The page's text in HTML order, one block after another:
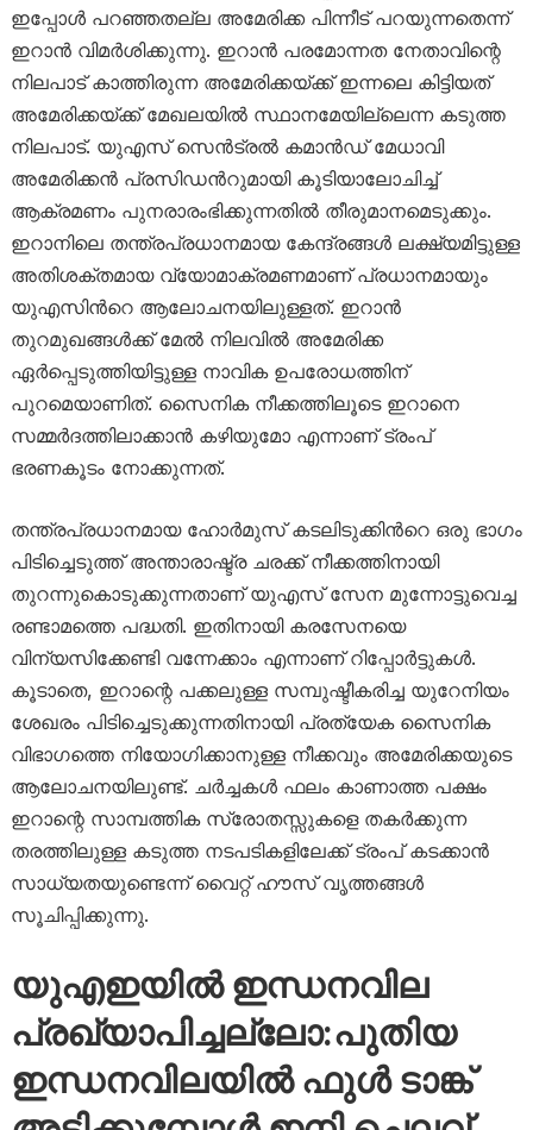
ഇപ്പോൾ പറഞ്ഞതല്ല അമേരിക്ക പിന്നീട് പറയുന്നതെന്ന്
ഇറാൻ വിമർശിക്കുന്നു. ഇറാൻ പരമോന്നത നേതാവിന്റെ
നിലപാട് കാത്തിരുന്ന അമേരിക്കയ്ക്ക് ഇന്നലെ കിട്ടിയത്
അമേരിക്കയ്ക്ക് മേഖലയിൽ സ്ഥാനമേയില്ലെന്ന കടുത്ത
നിലപാട്. യുഎസ് സെൻട്രൽ കമാൻഡ് മേധാവി
അമേരിക്കൻ പ്രസിഡന്‍റുമായി കൂടിയാലോചിച്ച്
ആക്രമണം പുനരാരംഭിക്കുന്നതിൽ തീരുമാനമെടുക്കും.
ഇറാനിലെ തന്ത്രപ്രധാനമായ കേന്ദ്രങ്ങൾ ലക്ഷ്യമിട്ടുള്ള
അതിശക്തമായ വ്യോമാക്രമണമാണ് പ്രധാനമായും
യുഎസിന്‍റെ ആലോചനയിലുള്ളത്. ഇറാൻ
തുറമുഖങ്ങൾക്ക് മേൽ നിലവിൽ അമേരിക്ക
ഏർപ്പെടുത്തിയിട്ടുള്ള നാവിക ഉപരോധത്തിന്
പുറമെയാണിത്. സൈനിക നീക്കത്തിലൂടെ ഇറാനെ
സമ്മർദത്തിലാക്കാൻ കഴിയുമോ എന്നാണ് ട്രംപ്
ഭരണകൂടം നോക്കുന്നത്.
തന്ത്രപ്രധാനമായ ഹോർമുസ് കടലിടുക്കിന്‍റെ ഒരു ഭാഗം
പിടിച്ചെടുത്ത് അന്താരാഷ്ട്ര ചരക്ക് നീക്കത്തിനായി
തുറന്നുകൊടുക്കുന്നതാണ് യുഎസ് സേന മുന്നോട്ടുവെച്ച
രണ്ടാമത്തെ പദ്ധതി. ഇതിനായി കരസേനയെ
വിന്യസിക്കേണ്ടി വന്നേക്കാം എന്നാണ് റിപ്പോർട്ടുകൾ.
കൂടാതെ, ഇറാന്റെ പക്കലുള്ള സമ്പുഷ്ടീകരിച്ച യുറേനിയം
ശേഖരം പിടിച്ചെടുക്കുന്നതിനായി പ്രത്യേക സൈനിക
വിഭാഗത്തെ നിയോഗിക്കാനുള്ള നീക്കവും അമേരിക്കയുടെ
ആലോചനയിലുണ്ട്. ചർച്ചകൾ ഫലം കാണാത്ത പക്ഷം
ഇറാന്റെ സാമ്പത്തിക സ്രോതസ്സുകളെ തകർക്കുന്ന
തരത്തിലുള്ള കടുത്ത നടപടികളിലേക്ക് ട്രംപ് കടക്കാൻ
സാധ്യതയുണ്ടെന്ന് വൈറ്റ് ഹൗസ് വൃത്തങ്ങൾ
സൂചിപ്പിക്കുന്നു.
യുഎഇയിൽ ഇന്ധനവില
പ്രഖ്യാപിച്ചല്ലോ:പുതിയ
ഇന്ധനവിലയിൽ ഫുൾ ടാങ്ക്